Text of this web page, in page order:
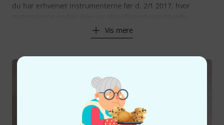
du har erhvervet instrumenterne før d. 2/1 2017, hvor
Vis mere